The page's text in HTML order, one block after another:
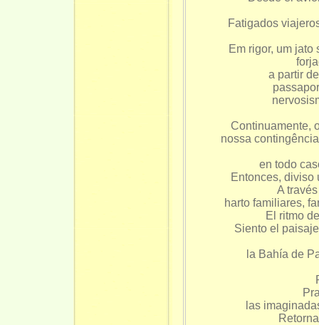
Fatigados
Em rigor, um
a partir
Continuamente,
nossa
en todo
Entonces, diviso
A
harto familiares,
El ritmo
Siento el
la Bahía de
las